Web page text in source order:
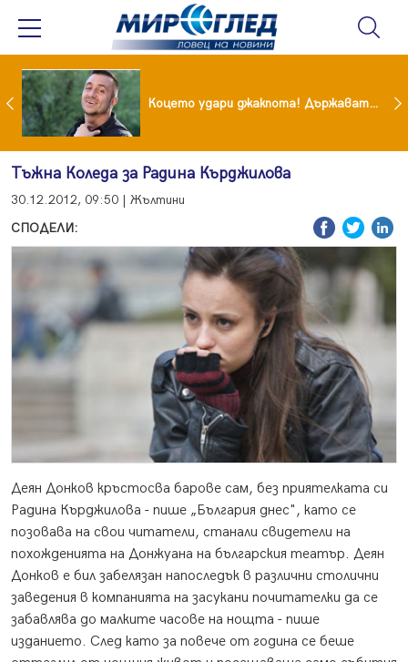
Тишина преди бурята! Защо Саня Армутлиева продължава да мълчи за раздялата с Дара? Коцето удари джакпота! Държавата му плаща 95 000 евро
Тъжна Коледа за Радина Кърджилова
30.12.2012, 09:50 | Жълтини
СПОДЕЛИ:
Деян Донков кръстосва барове сам, без приятелката си
Радина Кърджилова - пише „България днес", като се
позовава на свои читатели, станали свидетели на
похожденията на Донжуана на българския театър. Деян
Донков е бил забелязан напоследък в различни столични
заведения в компанията на засукани почитателки да се
забавлява до малките часове на нощта - пише
изданието. След като за повече от година се беше